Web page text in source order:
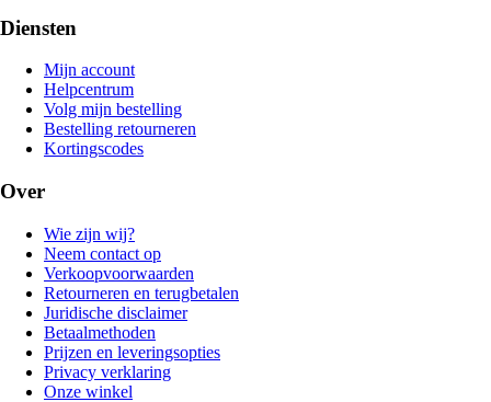
Diensten
Mijn account
Helpcentrum
Volg mijn bestelling
Bestelling retourneren
Kortingscodes
Over
Wie zijn wij?
Neem contact op
Verkoopvoorwaarden
Retourneren en terugbetalen
Juridische disclaimer
Betaalmethoden
Prijzen en leveringsopties
Privacy verklaring
Onze winkel